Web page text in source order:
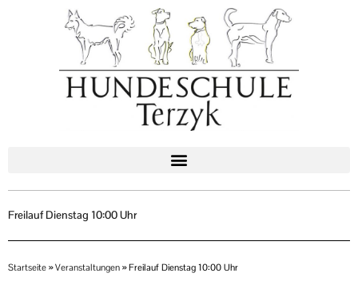
Freilauf Dienstag 10:00 Uhr
Startseite »Veranstaltungen »Freilauf Dienstag 10:00 Uhr